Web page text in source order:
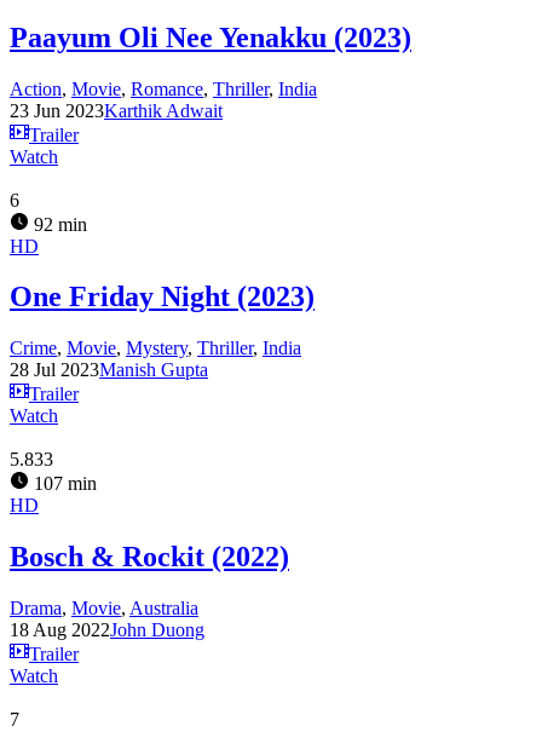
Paayum Oli Nee Yenakku (2023)
Action, Movie, Romance, Thriller, India
23 Jun 2023Karthik Adwait
Trailer
Watch
6
92 min
HD
One Friday Night (2023)
Crime, Movie, Mystery, Thriller, India
28 Jul 2023Manish Gupta
Trailer
Watch
5.833
107 min
HD
Bosch & Rockit (2022)
Drama, Movie, Australia
18 Aug 2022John Duong
Trailer
Watch
7